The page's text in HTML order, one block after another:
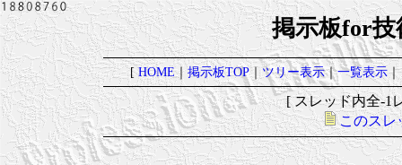
掲示板for技
[HOME｜掲示板TOP｜ツリー表示｜一覧表示｜
[ スレッド内全-
このスレ